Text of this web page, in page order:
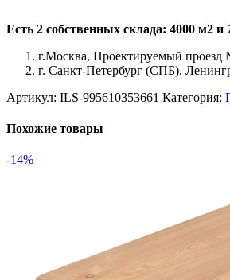
Есть 2 собственных склада: 4000 м2 и
г.Москва, Проектируемый проезд
г. Санкт-Петербург (СПБ),
Артикул: ILS-995610353661 Категория:
Похожие товары
-14%